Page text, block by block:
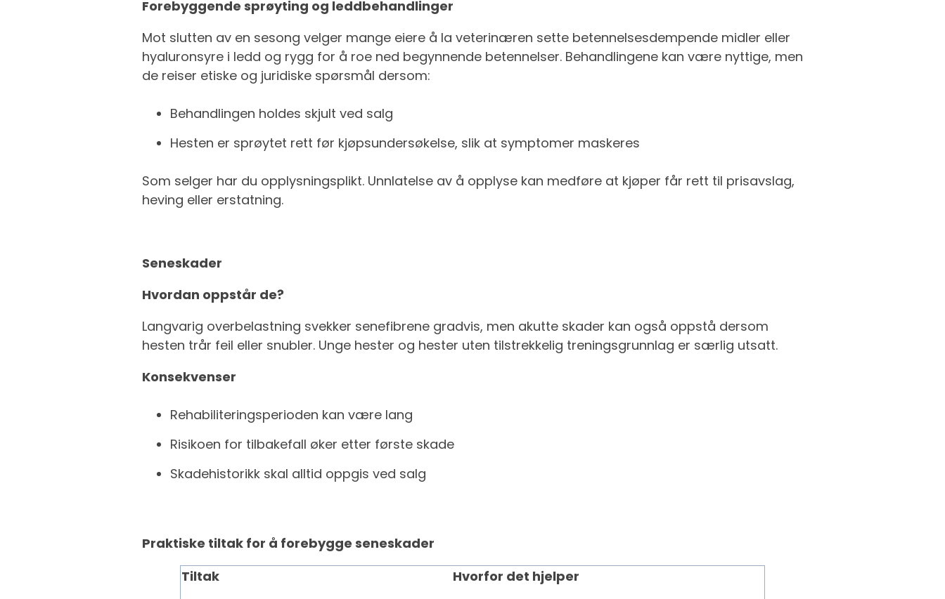
Forebyggende sprøyting og leddbehandlinger
Mot slutten av en sesong velger mange eiere å la veterinæren sette betennelsesdempende midler eller
hyaluronsyre i ledd og rygg for å roe ned begynnende betennelser. Behandlingene kan være nyttige, men
de reiser etiske og juridiske spørsmål dersom:
Behandlingen holdes skjult ved salg
Hesten er sprøytet rett før kjøpsundersøkelse, slik at symptomer maskeres
Som selger har du opplysningsplikt. Unnlatelse av å opplyse kan medføre at kjøper får rett til prisavslag,
heving eller erstatning.
Seneskader
Hvordan oppstår de?
Langvarig overbelastning svekker senefibrene gradvis, men akutte skader kan også oppstå dersom
hesten trår feil eller snubler. Unge hester og hester uten tilstrekkelig treningsgrunnlag er særlig utsatt.
Konsekvenser
Rehabiliteringsperioden kan være lang
Risikoen for tilbakefall øker etter første skade
Skadehistorikk skal alltid oppgis ved salg
Praktiske tiltak for å forebygge seneskader
Tiltak
Hvorfor det hjelper